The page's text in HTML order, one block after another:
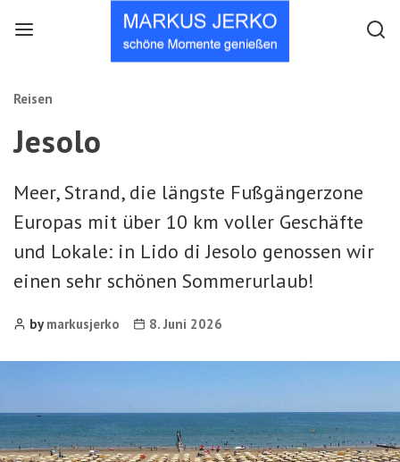
Menu Search
Categories
Reisen
Jesolo
Meer, Strand, die längste Fußgängerzone
Europas mit über 10 km voller Geschäfte
und Lokale: in Lido di Jesolo genossen wir
einen sehr schönen Sommerurlaub!
Postbymarkusjerko
Post8. Juni 2026